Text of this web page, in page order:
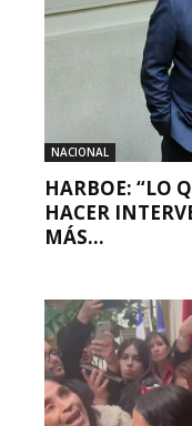
NACIONAL
HARBOE: “LO
HACER
MÁS...